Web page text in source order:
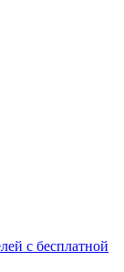
с бесплатной